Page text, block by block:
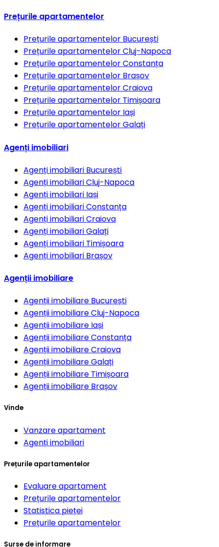
Prețurile apartamentelor
Prețurile apartamentelor București
Prețurile apartamentelorCluj-Napoca
Prețurile apartamentelorConstanța
Prețurile apartamentelor Brașov
Prețurile apartamentelorCraiova
Prețurile apartamentelor Timișoara
Prețurile apartamentelor Iași
Prețurile apartamentelorGalați
Agenți imobiliari
Agenți imobiliari București
Agenți imobiliariCluj-Napoca
Agenți imobiliari Iași
Agenți imobiliariConstanța
Agenți imobiliariCraiova
Agenți imobiliariGalați
Agenți imobiliari Timișoara
Agenți imobiliari Brașov
Agenții imobiliare
Agenții imobiliare București
Agenții imobiliareCluj-Napoca
Agenții imobiliare Iași
Agenții imobiliareConstanța
Agenții imobiliareCraiova
Agenții imobiliareGalați
Agenții imobiliare Timișoara
Agenții imobiliare Brașov
Vinde
Vanzare apartament
Agenți imobiliari
Prețurile apartamentelor
Evaluare apartament
Prețurile apartamentelor
Statistica pieței
Prețurile apartamentelor
Surse de informare